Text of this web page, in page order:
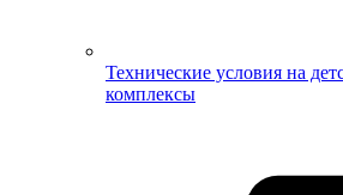
Технические условия на
комплексы